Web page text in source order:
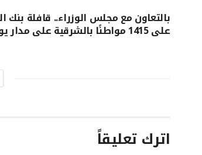
بالتعاون مع مجلس الوزراء.. قافلة
على 1415 مواطنًا بالشرقية على مدار يومين
اترك تعليقاً